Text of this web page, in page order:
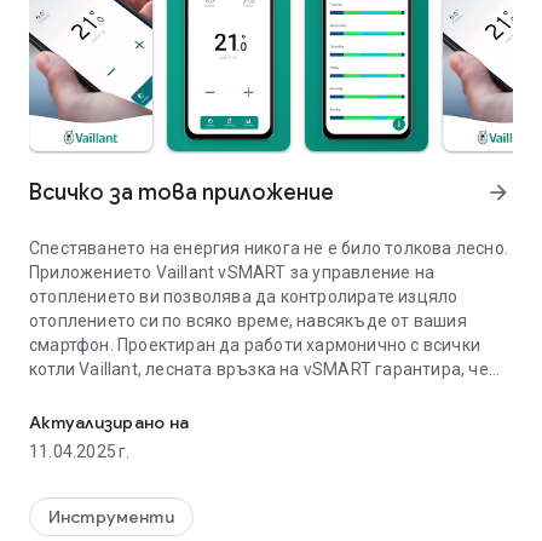
Всичко за това приложение arrow_forward
Спестяването на енергия никога не е било толкова лесно.
Приложението Vaillant vSMART за управление на
отоплението ви позволява да контролирате изцяло
отоплението си по всяко време, навсякъде от вашия
смартфон. Проектиран да работи хармонично с всички
котли Vaillant, лесната връзка на vSMART гарантира, че
оптимална ефективност.
Разполагайки с до трийсет адаптирани времеви и
живот.
Актуализирано на
11.04.2025 г.
Инструменти